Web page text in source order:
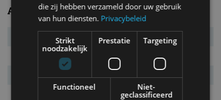
Algemeen
Transmissie 7AT
Carrosserietype 5-drs. liftback
Euro NCAP 5 sterren
juli 2016
die zij hebben verzameld door uw gebruik
van hun diensten. Privacybeleid
Strikt
noodzakelijk
Prestatie Targeting
Functioneel
Niet-
geclassificeerd